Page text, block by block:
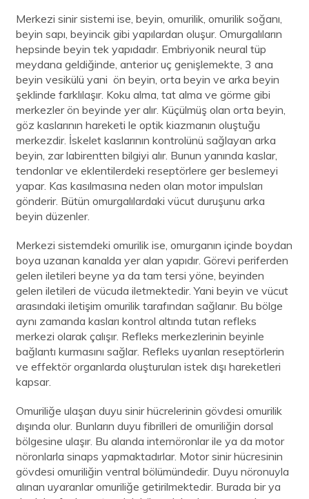
Merkezi sinir sistemi ise, beyin, omurilik, omurilik soğanı,
beyin sapı, beyincik gibi yapılardan oluşur. Omurgalıların
hepsinde beyin tek yapıdadır. Embriyonik neural tüp
meydana geldiğinde, anterior uç genişlemekte, 3 ana
beyin vesikülü yani ön beyin, orta beyin ve arka beyin
şeklinde farklılaşır. Koku alma, tat alma ve görme gibi
merkezler ön beyinde yer alır. Küçülmüş olan orta beyin,
göz kaslarının hareketi le optik kiazmanın oluştuğu
merkezdir. İskelet kaslarının kontrolünü sağlayan arka
beyin, zar labirentten bilgiyi alır. Bunun yanında kaslar,
tendonlar ve eklentilerdeki reseptörlere ger beslemeyi
yapar. Kas kasılmasına neden olan motor impulsları
gönderir. Bütün omurgalılardaki vücut duruşunu arka
beyin düzenler.
Merkezi sistemdeki omurilik ise, omurganın içinde boydan
boya uzanan kanalda yer alan yapıdır. Görevi periferden
gelen iletileri beyne ya da tam tersi yöne, beyinden
gelen iletileri de vücuda iletmektedir. Yani beyin ve vücut
arasındaki iletişim omurilik tarafından sağlanır. Bu bölge
aynı zamanda kasları kontrol altında tutan refleks
merkezi olarak çalışır. Refleks merkezlerinin beyinle
bağlantı kurmasını sağlar. Refleks uyarılan reseptörlerin
ve effektör organlarda oluşturulan istek dışı hareketleri
kapsar.
Omuriliğe ulaşan duyu sinir hücrelerinin gövdesi omurilik
dışında olur. Bunların duyu fibrilleri de omuriliğin dorsal
bölgesine ulaşır. Bu alanda internöronlar ile ya da motor
nöronlarla sinaps yapmaktadırlar. Motor sinir hücresinin
gövdesi omuriliğin ventral bölümündedir. Duyu nöronuyla
alınan uyaranlar omuriliğe getirilmektedir. Burada bir ya